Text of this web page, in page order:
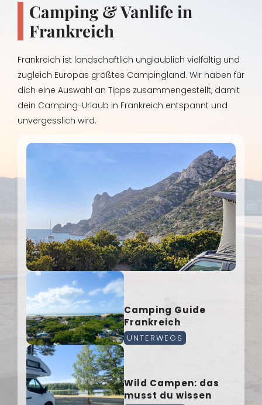
Camping & Vanlife in
Frankreich
Frankreich ist landschaftlich unglaublich vielfältig und
zugleich Europas größtes Campingland. Wir haben für
dich eine Auswahl an Tipps zusammengestellt, damit
dein Camping-Urlaub in Frankreich entspannt und
unvergesslich wird.
Camping Guide
Frankreich
UNTERWEGS
Wild Campen: das
musst du wissen